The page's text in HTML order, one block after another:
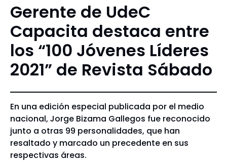
Gerente de UdeC
Capacita destaca entre
los “100 Jóvenes Líderes
2021” de Revista Sábado
En una edición especial publicada por el medio
nacional, Jorge Bizama Gallegos fue reconocido
junto a otras 99 personalidades, que han
resaltado y marcado un precedente en sus
respectivas áreas.